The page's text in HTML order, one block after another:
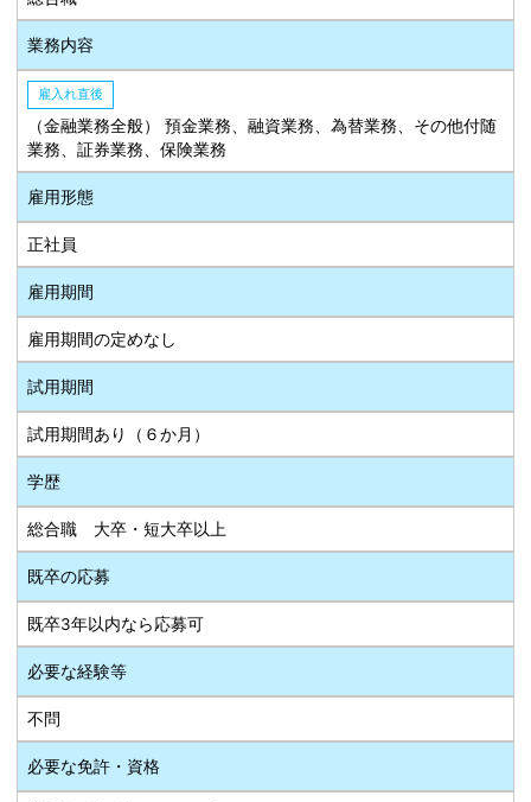
業務内容
雇入れ直後
（金融業務全般） 預金業務、融資業務、為替業務、その他付随
業務、証券業務、保険業務
雇用形態
正社員
雇用期間
雇用期間の定めなし
試用期間
試用期間あり（６か月）
学歴
総合職 大卒・短大卒以上
既卒の応募
既卒3年以内なら応募可
必要な経験等
不問
必要な免許・資格